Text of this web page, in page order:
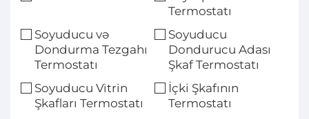
Termostatı
Soyuducu və
Dondurma Tezgahı
Termostatı
Soyuducu
Dondurucu Adası
Şkaf Termostatı
Soyuducu Vitrin
Şkafları Termostatı
İçki Şkafının
Termostatı